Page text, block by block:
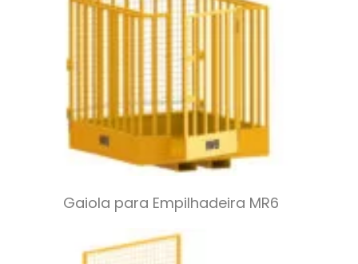
Gaiola para Empilhadeira MR6